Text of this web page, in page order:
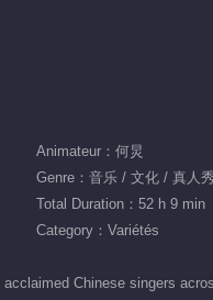
Animateur：何炅
Genre：音乐 / 文化 / 真人
Total Duration：52 h 9 min
Category：Variétés
Chinese singers